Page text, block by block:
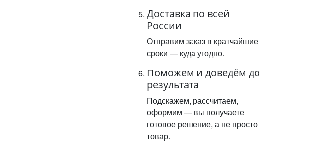
Доставка по всей
России
Отправим заказ в кратчайшие
сроки — куда угодно.
Поможем и доведём до
результата
Подскажем, рассчитаем,
оформим — вы получаете
готовое решение, а не просто
товар.